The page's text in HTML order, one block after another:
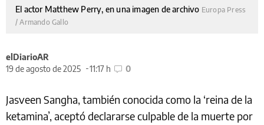
El actor Matthew Perry, en una imagen de archivo Europa Press
/ Armando Gallo
elDiarioAR
19 de agosto de 2025
11:17 h 0
Jasveen Sangha, también conocida como la ‘reina de la
ketamina’, aceptó declararse culpable de la muerte por